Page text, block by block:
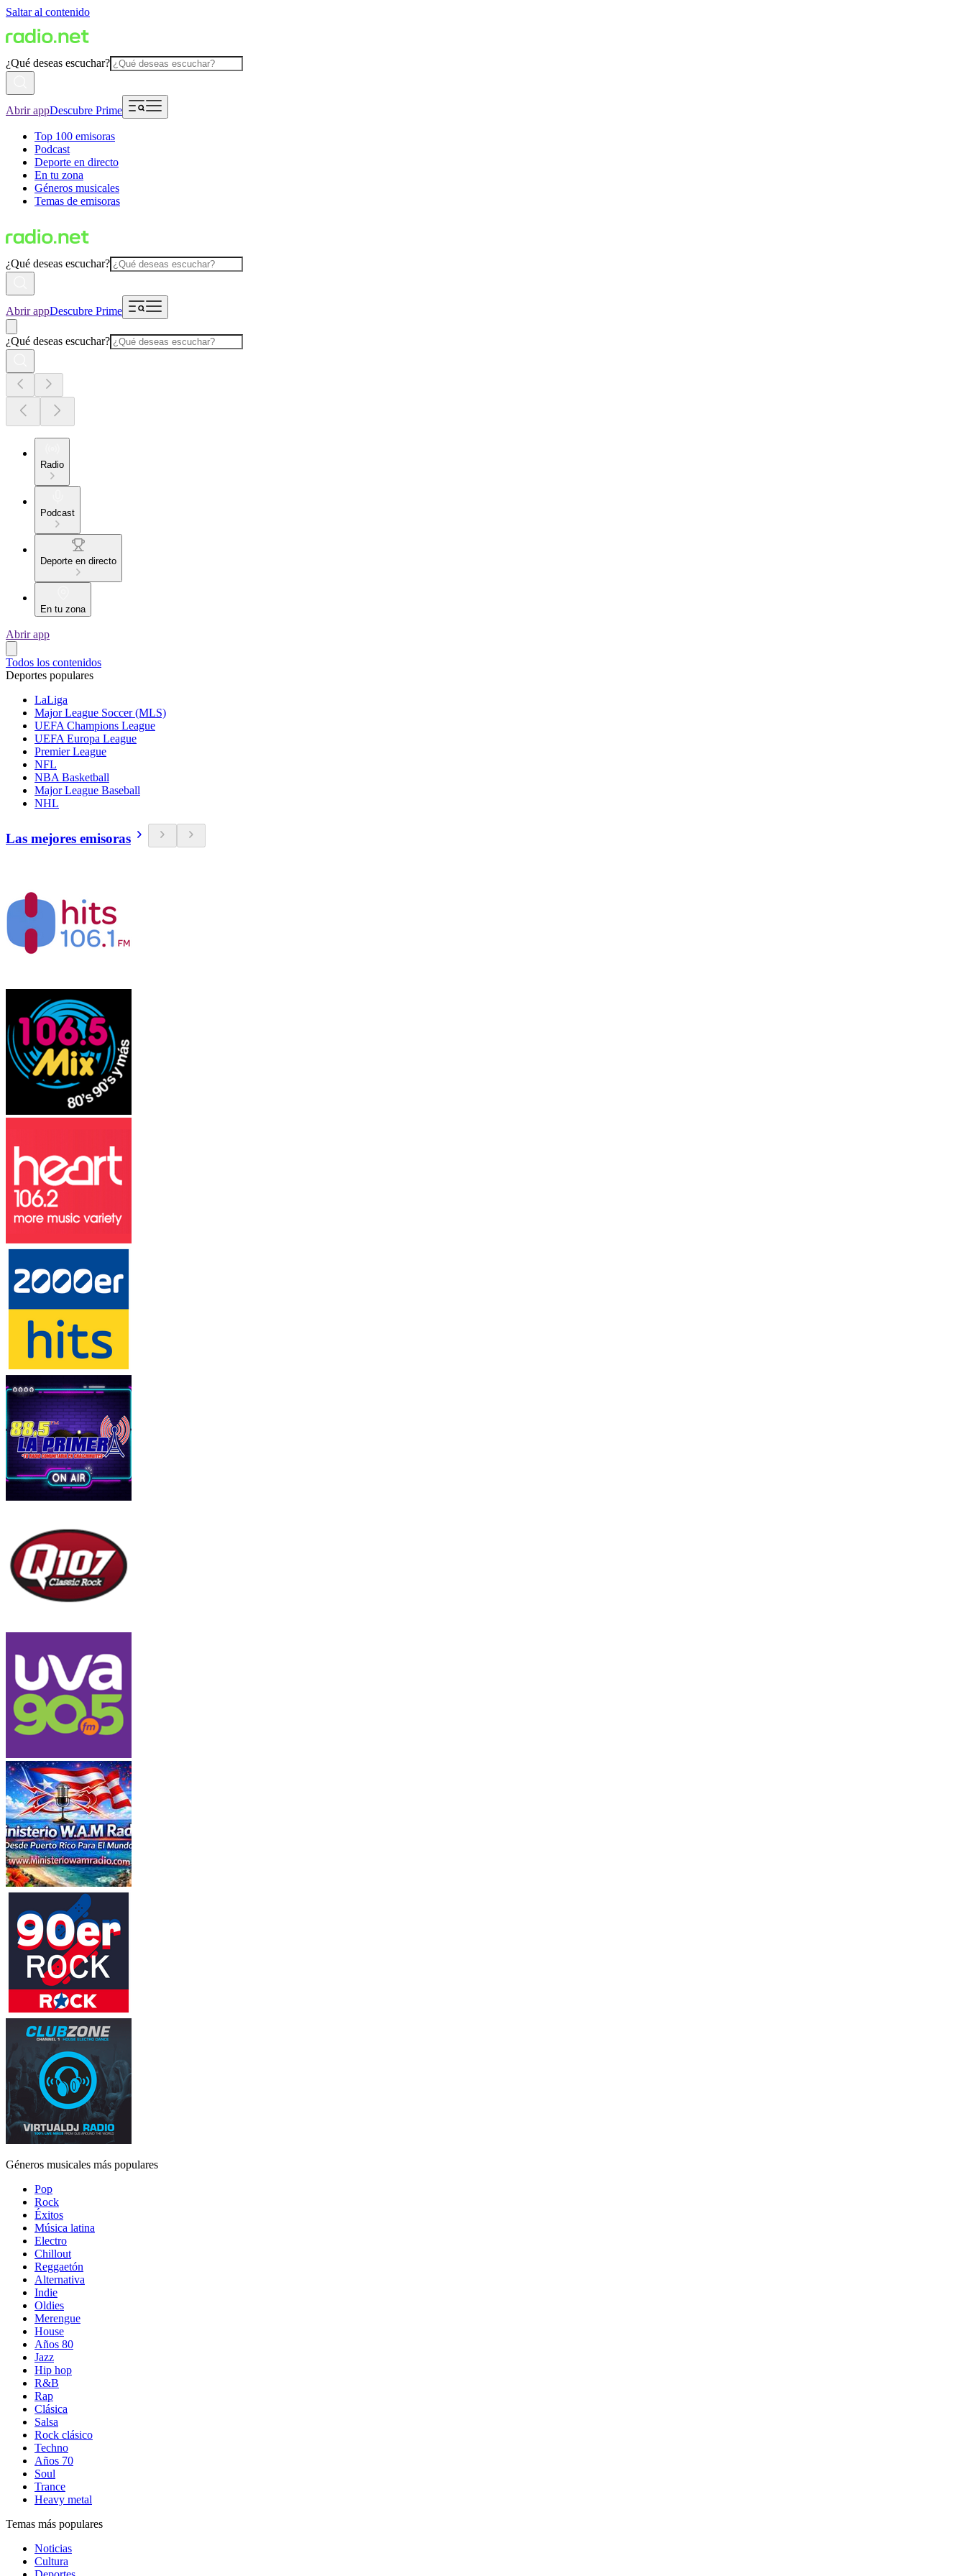
Saltar al contenido
¿Qué deseas escuchar?
Abrir appDescubre Prime
Top 100 emisoras
Podcast
Deporte en directo
En tu zona
Géneros musicales
Temas de emisoras
¿Qué deseas escuchar?
Abrir appDescubre Prime
¿Qué deseas escuchar?
Radio
Podcast
Deporte en directo
En tu zona
Abrir app
Todos los contenidos
Deportes populares
LaLiga
Major League Soccer (MLS)
UEFA Champions League
UEFA Europa League
Premier League
NFL
NBA Basketball
Major League Baseball
NHL
Las mejores emisoras
Géneros musicales más populares
Pop
Rock
Éxitos
Música latina
Electro
Chillout
Reggaetón
Alternativa
Indie
Oldies
Merengue
House
Años 80
Jazz
Hip hop
R&B
Rap
Clásica
Salsa
Rock clásico
Techno
Años 70
Soul
Trance
Heavy metal
Temas más populares
Noticias
Cultura